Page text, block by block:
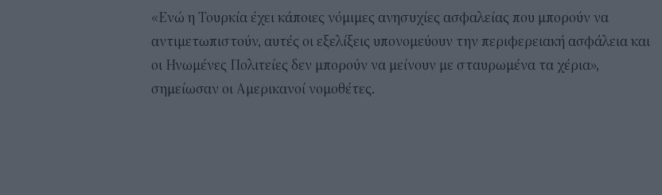
«Ενώ η Τουρκία έχει κάποιες νόμιμες ανησυχίες ασφαλείας που μπορούν να
αντιμετωπιστούν, αυτές οι εξελίξεις υπονομεύουν την περιφερειακή ασφάλεια και
οι Ηνωμένες Πολιτείες δεν μπορούν να μείνουν με σταυρωμένα τα χέρια»,
σημείωσαν οι Αμερικανοί νομοθέτες.